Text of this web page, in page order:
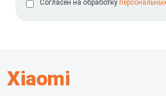
Согласен на обработку
Xiaomi